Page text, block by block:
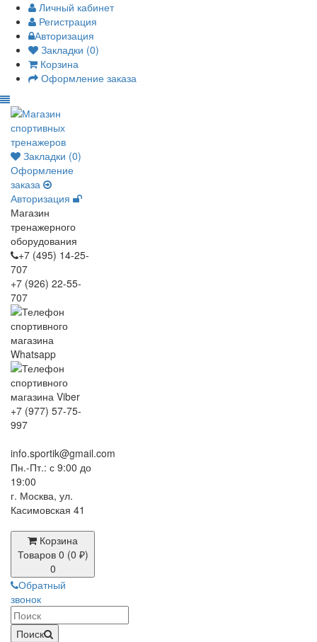
Личный кабинет
Регистрация
Авторизация
Закладки (0)
Корзина
Оформление заказа
Закладки (0)
Оформление
заказа
Авторизация
Магазин
тренажерного
оборудования
+7 (495) 14-25-
707
+7 (926) 22-55-
707
+7 (977) 57-75-
997
info.sportik@gmail.com
Пн.-Пт.: с 9:00 до
19:00
г. Москва, ул.
Касимовская 41
Корзина
Товаров 0 (0 ₽)
0
Обратный
звонок
Поиск